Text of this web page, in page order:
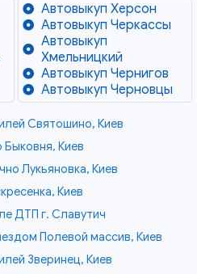
Автовыкуп Херсон
Автовыкуп Черкассы
Автовыкуп
Хмельницкий
Автовыкуп Чернигов
Автовыкуп Черновцы
Святошино, Киев
Быковня, Киев
Лукьяновка, Киев
Киев
ДТП г. Славутич
Полевой массив, Киев
Зверинец, Киев